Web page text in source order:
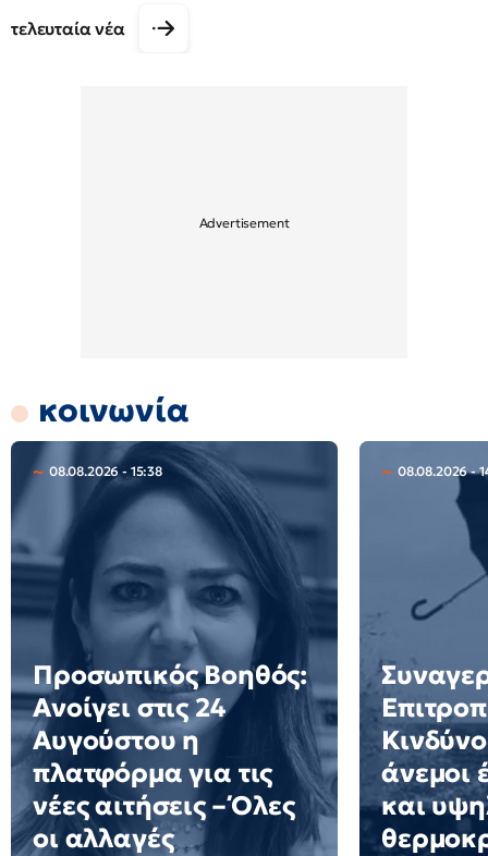
τελευταία νέα
κοινωνία
08.08.2026 - 15:38
Προσωπικός Βοηθός:
Ανοίγει στις 24
Αυγούστου η
πλατφόρμα για τις
νέες αιτήσεις – Όλες
οι αλλαγές
08.08.2026 -
άνεμοι
και